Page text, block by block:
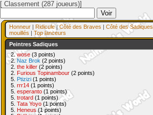
[ Classement (287 joueurs)]
Honneur | Ridicule|Côté des Braves | Côté des Sadiques
mouillés | Top lanceurs
Peintres Sadiques
2.wose (3 points)
2. Naz Brok (2 points)
2. the killer (2 points)
2. Furious Topinambour (2 points)
5. Ptizizi (1 points)
5. rrr14 (1 points)
5. esperanto (1 points)
5. trotard (1 points)
5. Tata Yoyo (1 points)
5. Heneus (1 points)